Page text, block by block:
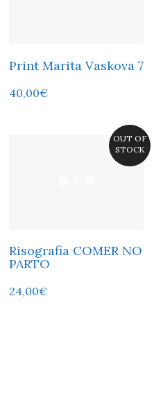
Print Marita Vaskova 7
40,00€
OUT OF
STOCK
Risografia COMER NO
PARTO
24,00€